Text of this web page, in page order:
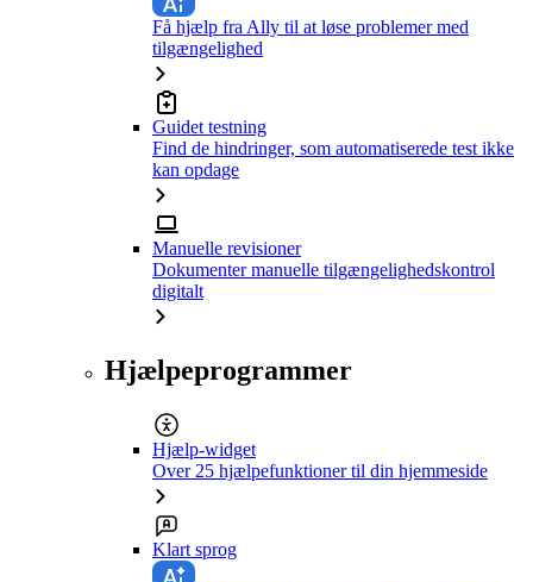
Få hjælp fra Ally til at løse problemer med
tilgængelighed
Guidet testning
Find de hindringer, som automatiserede test ikke
kan opdage
Manuelle revisioner
Dokumenter manuelle tilgængelighedskontrol
digitalt
Hjælpeprogrammer
Hjælp-widget
Over 25 hjælpefunktioner til din hjemmeside
Klart sprog